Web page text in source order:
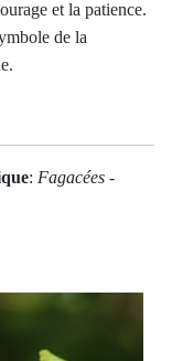
et la patience.
de la
: Fagacées -